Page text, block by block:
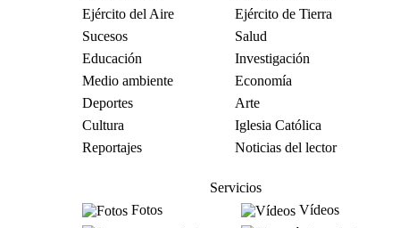
Ejército del Aire
Ejército de Tierra
Sucesos
Salud
Educación
Investigación
Medio ambiente
Economía
Deportes
Arte
Cultura
Iglesia Católica
Reportajes
Noticias del lector
Servicios
Fotos
Vídeos